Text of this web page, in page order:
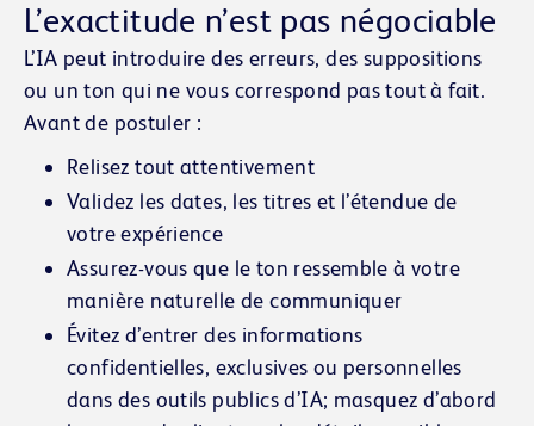
L’exactitude n’est pas négociable
L’IA peut introduire des erreurs, des suppositions
ou un ton qui ne vous correspond pas tout à fait.
Avant de postuler :
Relisez tout attentivement
Validez les dates, les titres et l’étendue de
votre expérience
Assurez-vous que le ton ressemble à votre
manière naturelle de communiquer
Évitez d’entrer des informations
confidentielles, exclusives ou personnelles
dans des outils publics d’IA; masquez d’abord